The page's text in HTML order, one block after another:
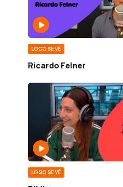
LOGO SE VÊ
Ricardo Felner
LOGO SE VÊ